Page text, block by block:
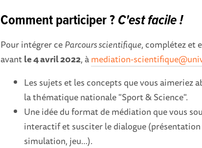
Comment participer ?C'est facile !
Pour intégrer ceParcours scientifique, complétez et
avantle 4 avril 2022, àmediation-
Les sujets et les concepts que vous aimeriez
la thématique nationale "Sport & Science".
Une idée du format de médiation que vous
interactif et susciter le dialogue (présentation
simulation, jeu…).